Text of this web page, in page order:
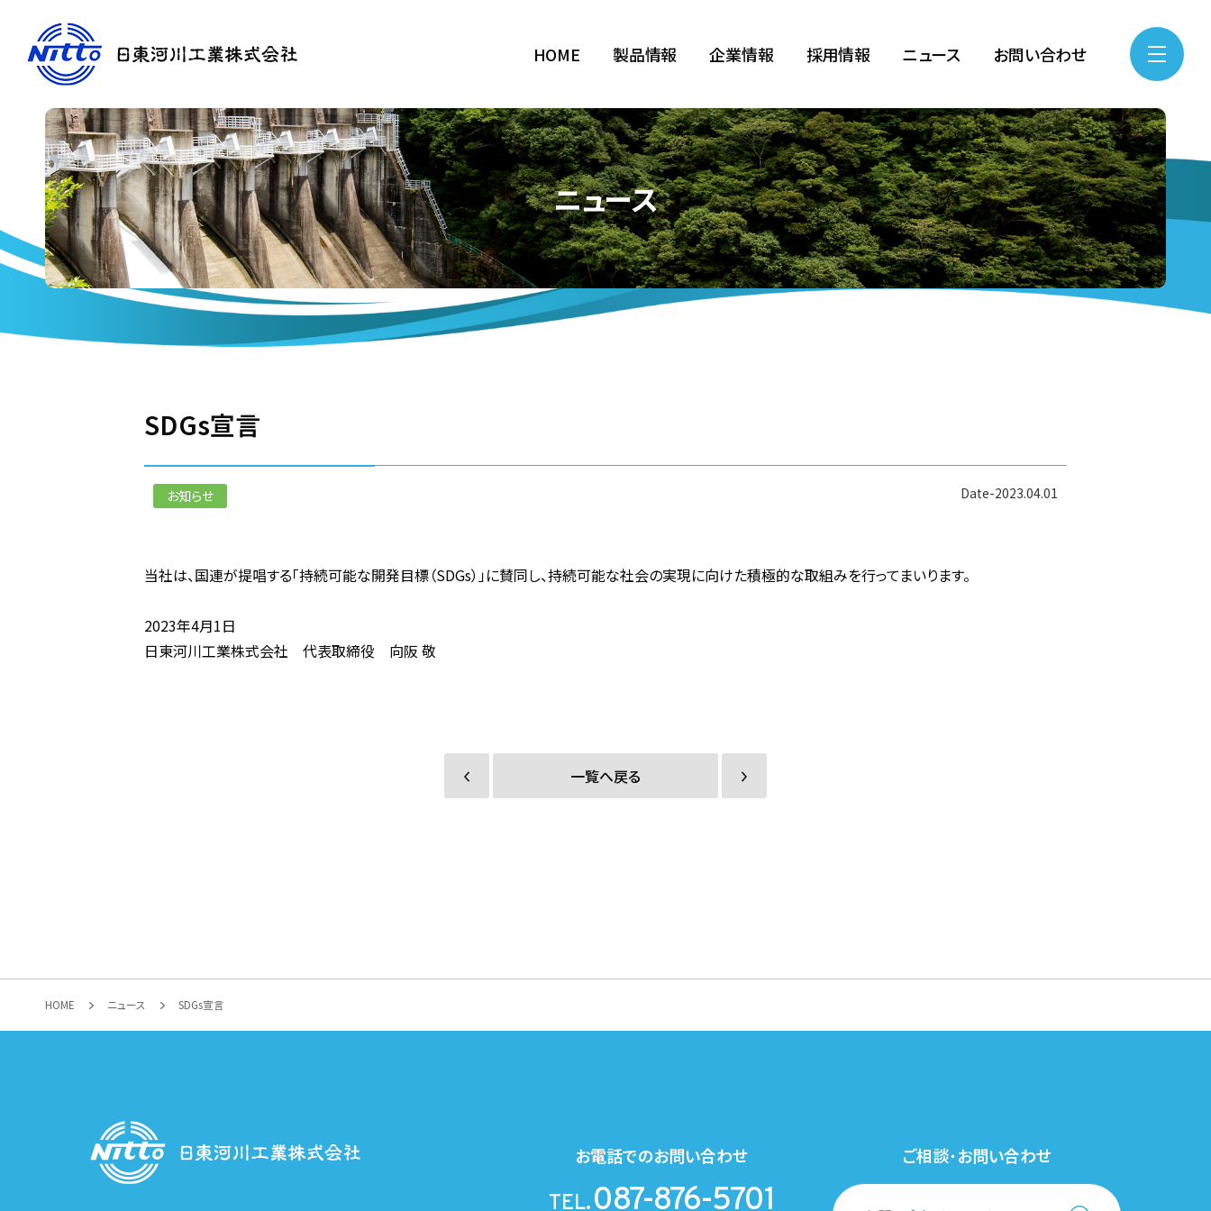
HOME 製品情報 企業情報 採用情報 ニュース お問い合わせ
ニュース
SDGs宣言
お知らせ Date-2023.04.01
当社は、国連が提唱する「持続可能な開発目標（SDGs）」に賛同し、持続可能な社会の実現に向けた積極的な取組みを行ってまいります。
2023年4月1日
日東河川工業株式会社 代表取締役 向阪 敬
一覧へ戻る
HOME ニュース SDGs宣言
お電話でのお問い合わせ
TEL.087-876-5701
ご相談･お問い合わせ